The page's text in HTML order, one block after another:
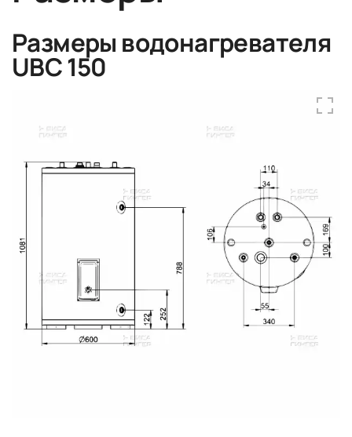
Размеры водонагревателя
UBC 150